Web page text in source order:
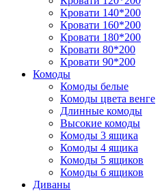
Кровати 140*200
Кровати 160*200
Кровати 180*200
Кровати 80*200
Кровати 90*200
Комоды
Комоды белые
Комоды цвета венге
Длинные комоды
Высокие комоды
Комоды 3 ящика
Комоды 4 ящика
Комоды 5 ящиков
Комоды 6 ящиков
Диваны